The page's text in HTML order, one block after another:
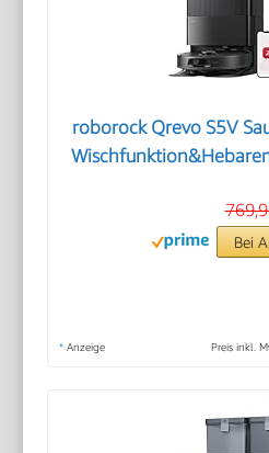
roborock Qrevo S5V
Bei
* Anzeige Preis inkl.